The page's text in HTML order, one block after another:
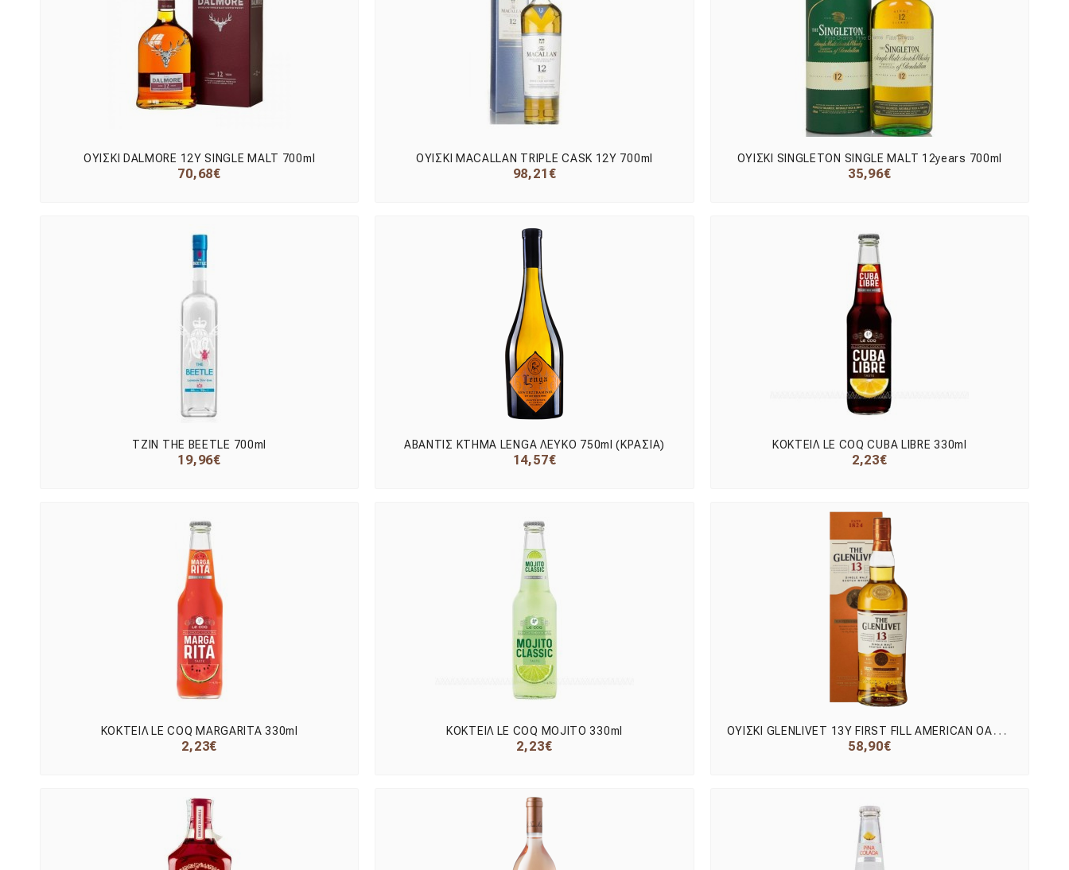
ΟΥΙΣΚΙ DALMORE 12Y SINGLE MALT 700ml
70,68€
ΟΥΙΣΚΙ MACALLAN TRIPLE CASK 12Υ 700ml
98,21€
ΟΥΙΣΚΙ SINGLETON SINGLE MALT 12years 700ml
35,96€
ΤΖΙΝ THE BEETLE 700ml
19,96€
ΑΒΑΝΤΙΣ ΚΤΗΜΑ LENGA ΛΕΥΚΟ 750ml (ΚΡΑΣΙΑ)
14,57€
ΚΟΚΤΕΙΛ LE COQ CUBA LIBRE 330ml
2,23€
ΚΟΚΤΕΙΛ LE COQ MARGARITA 330ml
2,23€
ΚΟΚΤΕΙΛ LE COQ MOJITO 330ml
2,23€
Ο
ΥΙΣΚΙ GLENLIVET 13Y FIRST FILL AMERICAN OAK 700ml
58,90€